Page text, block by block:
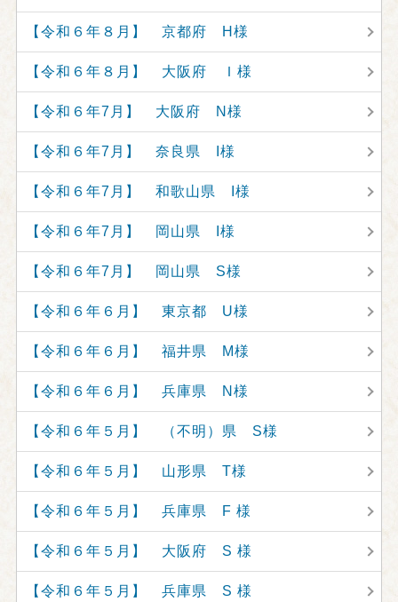
【令和６年８月】 京都府 H様
【令和６年８月】 大阪府 Ｉ様
【令和６年7月】 大阪府 N様
【令和６年7月】 奈良県 I様
【令和６年7月】 和歌山県 I様
【令和６年7月】 岡山県 I様
【令和６年7月】 岡山県 S様
【令和６年６月】 東京都 U様
【令和６年６月】 福井県 M様
【令和６年６月】 兵庫県 N様
【令和６年５月】 （不明）県 S様
【令和６年５月】 山形県 T様
【令和６年５月】 兵庫県 F 様
【令和６年５月】 大阪府 S 様
【令和６年５月】 兵庫県 S 様